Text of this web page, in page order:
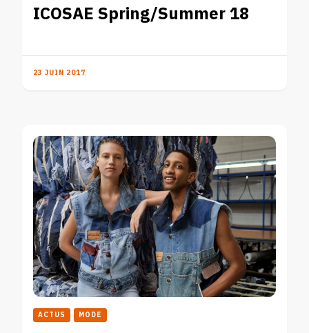
ICOSAE Spring/Summer 18
23 JUIN 2017
ACTUS MODE